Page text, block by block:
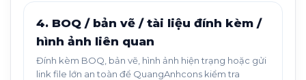
4. BOQ / bản vẽ / tài liệu đính kèm /
hình ảnh liên quan
Đính kèm BOQ, bản vẽ, hình ảnh hiện trạng hoặc gửi
link file lớn an toàn để QuangAnhcons kiểm tra